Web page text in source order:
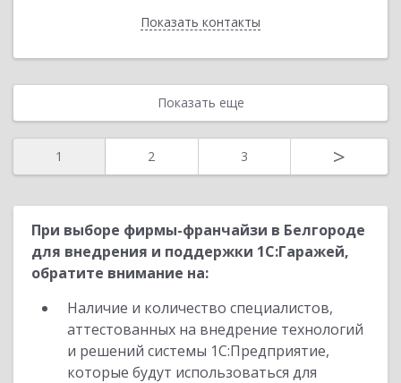
Показать контакты
Назад
Показать еще
1 2 3 >
При выборе фирмы-франчайзи в Белгороде
для внедрения и поддержки 1С:Гаражей,
обратите внимание на:
Наличие и количество специалистов,
аттестованных на внедрение технологий
и решений системы 1С:Предприятие,
которые будут использоваться для